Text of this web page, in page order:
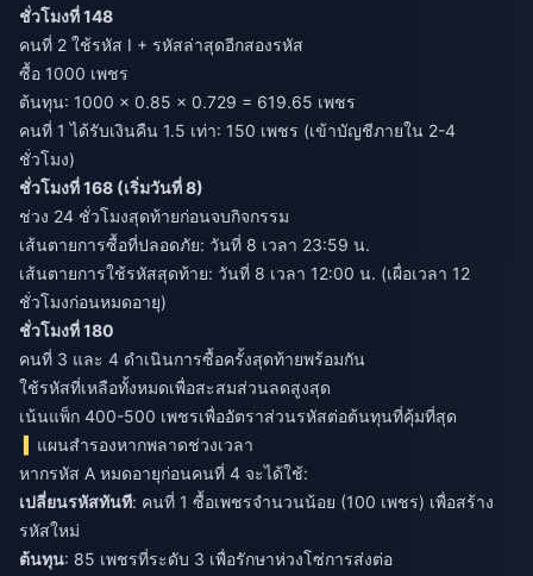
ชั่วโมงที่ 148
คนที่ 2 ใช้รหัส I + รหัสล่าสุดอีกสองรหัส
ซื้อ 1000 เพชร
ต้นทุน: 1000 × 0.85 × 0.729 = 619.65 เพชร
คนที่ 1 ได้รับเงินคืน 1.5 เท่า: 150 เพชร (เข้าบัญชีภายใน 2-4
ชั่วโมง)
ชั่วโมงที่ 168 (เริ่มวันที่ 8)
ช่วง 24 ชั่วโมงสุดท้ายก่อนจบกิจกรรม
เส้นตายการซื้อที่ปลอดภัย: วันที่ 8 เวลา 23:59 น.
เส้นตายการใช้รหัสสุดท้าย: วันที่ 8 เวลา 12:00 น. (เผื่อเวลา 12
ชั่วโมงก่อนหมดอายุ)
ชั่วโมงที่ 180
คนที่ 3 และ 4 ดำเนินการซื้อครั้งสุดท้ายพร้อมกัน
ใช้รหัสที่เหลือทั้งหมดเพื่อสะสมส่วนลดสูงสุด
เน้นแพ็ก 400-500 เพชรเพื่ออัตราส่วนรหัสต่อต้นทุนที่คุ้มที่สุด
แผนสำรองหากพลาดช่วงเวลา
หากรหัส A หมดอายุก่อนคนที่ 4 จะได้ใช้:
เปลี่ยนรหัสทันที: คนที่ 1 ซื้อเพชรจำนวนน้อย (100 เพชร) เพื่อสร้าง
รหัสใหม่
ต้นทุน: 85 เพชรที่ระดับ 3 เพื่อรักษาห่วงโซ่การส่งต่อ